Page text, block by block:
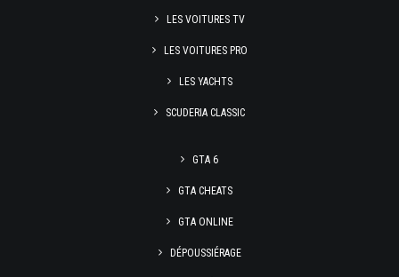
LES VOITURES TV
LES VOITURES PRO
LES YACHTS
SCUDERIA CLASSIC
GTA 6
GTA CHEATS
GTA ONLINE
DÉPOUSSIÉRAGE